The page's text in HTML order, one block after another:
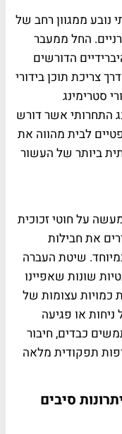
נובע ממגוון רחב של
החל ממעבר
הדורשים
צריכת תוכן בידורי
סטרימינג
התחרותי אשר דורש
לבית מהווה את
ביותר של העשור
על חוטי זכוכית
את חבילות
שיטת העברה
שונות שאפיינו
עצומות של
או פגיעה
כבדים, חיבור
תפקודית מלאה
סיבים